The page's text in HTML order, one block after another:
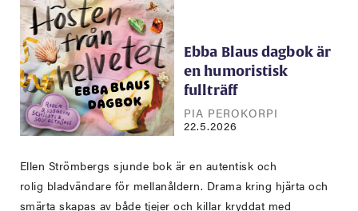
Ebba Blaus dagbok är
en humoristisk
fullträff
PIA PEROKORPI
22.5.2026
Ellen Strömbergs sjunde bok är en autentisk och
rolig bladvändare för mellanåldern. Drama kring hjärta och
smärta skapas av både tjejer och killar kryddat med